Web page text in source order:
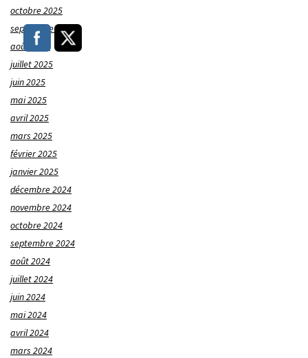
octobre 2025
septembre 2025
août 2025
juillet 2025
juin 2025
mai 2025
avril 2025
mars 2025
février 2025
janvier 2025
décembre 2024
novembre 2024
octobre 2024
septembre 2024
août 2024
juillet 2024
juin 2024
mai 2024
avril 2024
mars 2024